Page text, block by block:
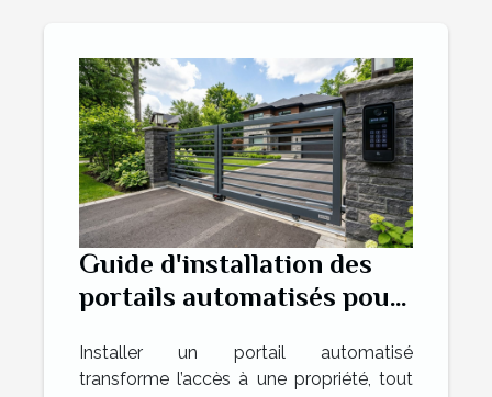
Guide d'installation des
portails automatisés pour
Installer un portail automatisé
transforme l’accès à une propriété, tout